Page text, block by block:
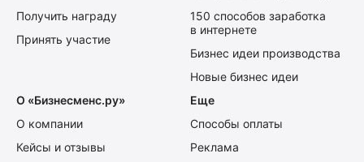
Получить награду
Принять участие
150 способов заработка
в интернете
Бизнес идеи производства
Новые бизнес идеи
О «Бизнесменс.ру»
О компании
Кейсы и отзывы
Еще
Способы оплаты
Реклама